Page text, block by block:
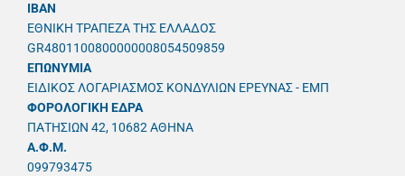
IBAN
ΕΘΝΙΚΗ ΤΡΑΠΕΖΑ ΤΗΣ ΕΛΛΑΔΟΣ
GR4801100800000008054509859
ΕΠΩΝΥΜΙΑ
ΕΙΔΙΚΟΣ ΛΟΓΑΡΙΑΣΜΟΣ ΚΟΝΔΥΛΙΩΝ ΕΡΕΥΝΑΣ - ΕΜΠ
ΦΟΡΟΛΟΓΙΚΗ ΕΔΡΑ
ΠΑΤΗΣΙΩΝ 42, 10682 ΑΘΗΝΑ
A.Φ.Μ.
099793475